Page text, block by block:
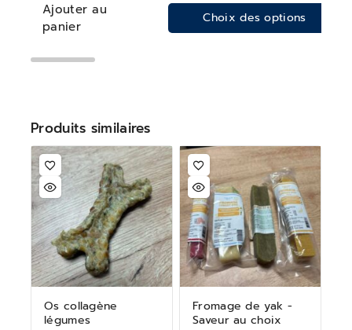
Ajouter au
panier
Choix des options
Produits similaires
Os collagène
légumes
Fromage de yak -
Saveur au choix